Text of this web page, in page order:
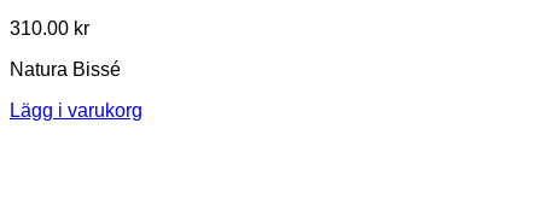
310.00 kr
Natura Bissé
Lägg i varukorg